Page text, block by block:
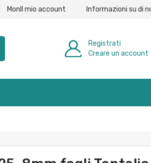
MonIl mio account Informazioni su di
Registrati
Creare un account